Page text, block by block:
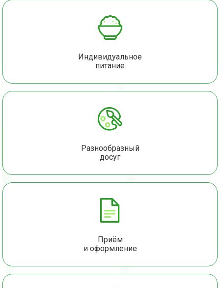
Индивидуальное
питание
Разнообразный
досуг
Приём
и оформление